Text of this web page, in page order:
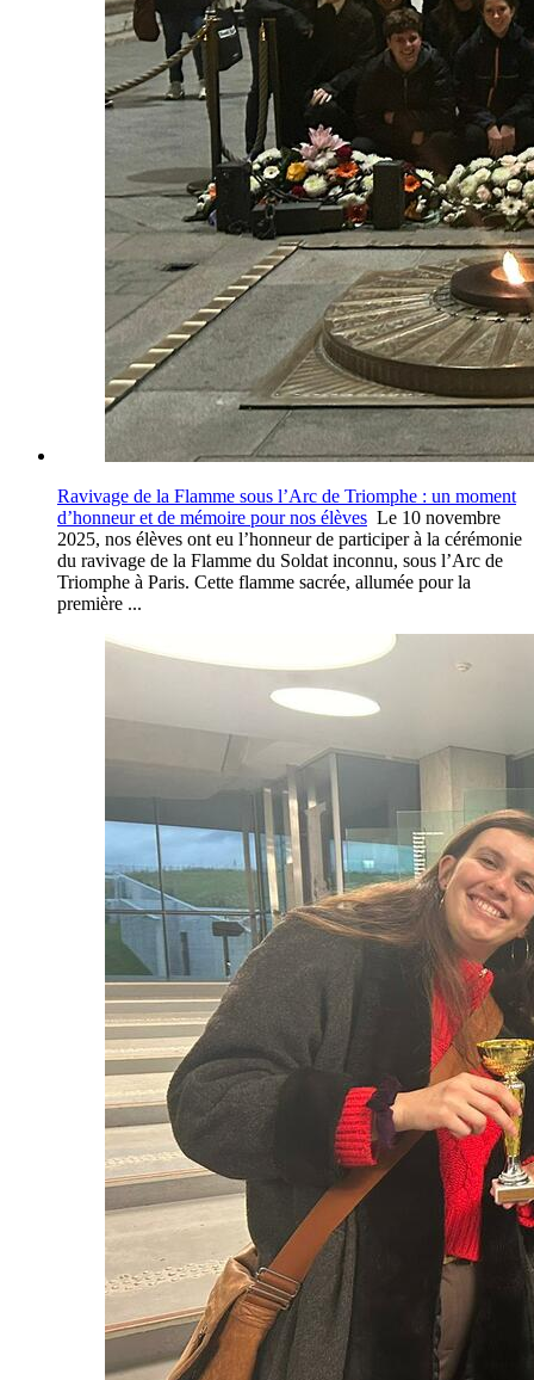
Ravivage de la Flamme sous l’Arc de Triomphe : un moment
d’honneur et de mémoire pour nos élèves Le 10 novembre
2025, nos élèves ont eu l’honneur de participer à la cérémonie
du ravivage de la Flamme du Soldat inconnu, sous l’Arc de
Triomphe à Paris. Cette flamme sacrée, allumée pour la
première ...